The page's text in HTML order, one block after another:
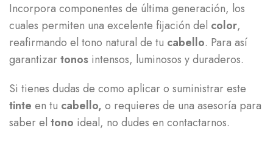
Incorpora componentes de última generación, los
cuales permiten una excelente fijación del color,
reafirmando el tono natural de tu cabello. Para así
garantizartonos intensos, luminosos y duraderos.
Si tienes dudas de como aplicar o suministrar este
tinte en tu cabello, o requieres de una asesoría para
saber el tono ideal, no dudes en contactarnos.